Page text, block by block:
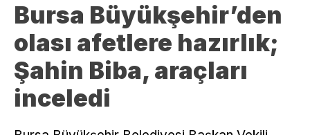
Bursa Büyükşehir’den
olası afetlere hazırlık;
Şahin Biba, araçları
inceledi